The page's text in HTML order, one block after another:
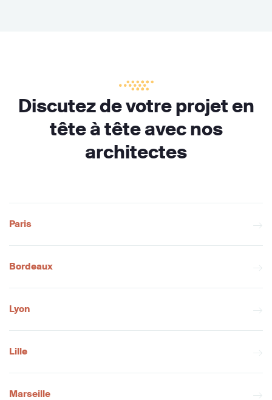
Discutez de votre projet en
tête à tête avec nos
architectes
Paris
Bordeaux
Lyon
Lille
Marseille